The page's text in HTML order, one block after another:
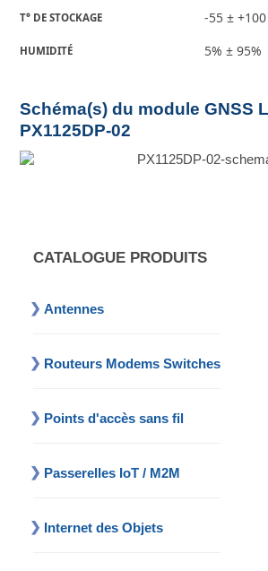
T° DE STOCKAGE -55 ± +100
HUMIDITÉ 5% ± 95%
Schéma(s) du module GNSS
PX1125DP-02
CATALOGUE PRODUITS
Antennes
Routeurs Modems Switches
Points d'accès sans fil
Passerelles IoT / M2M
Internet des Objets